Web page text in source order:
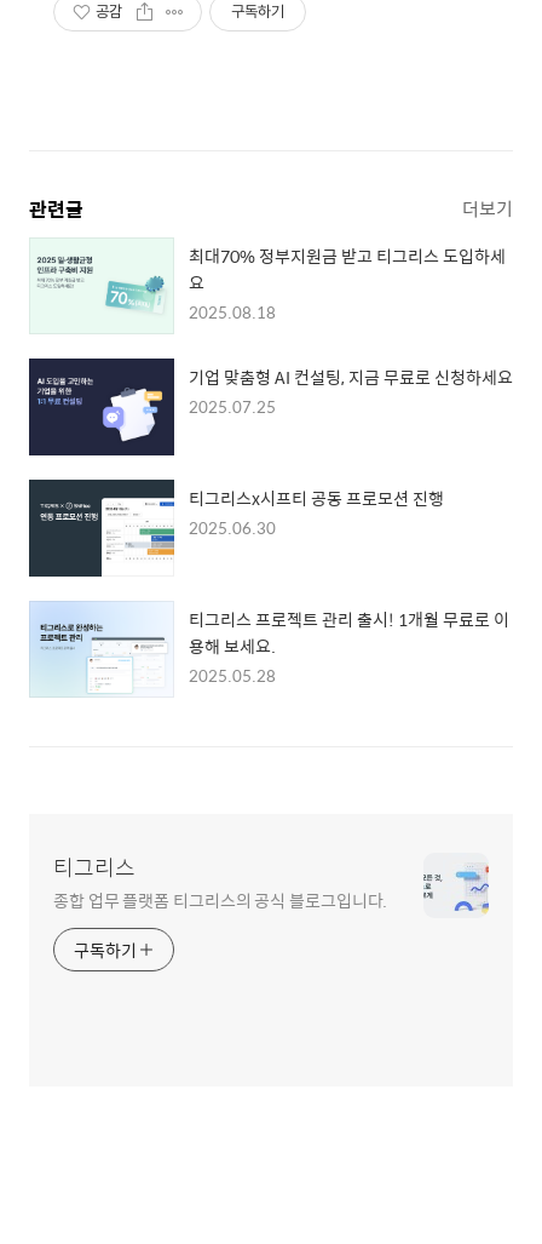
공감 구독하기
관련글 더보기
최대70% 정부지원금 받고 티그리스 도입하세
요
2025.08.18
기업 맞춤형 AI 컨설팅, 지금 무료로 신청하세요
2025.07.25
티그리스x시프티 공동 프로모션 진행
2025.06.30
티그리스 프로젝트 관리 출시! 1개월 무료로 이
용해 보세요.
2025.05.28
티그리스
종합 업무 플랫폼 티그리스의 공식 블로그입니다.
구독하기